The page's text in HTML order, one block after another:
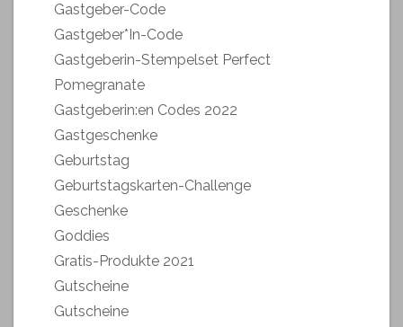
Gastgeber-Code
Gastgeber*In-Code
Gastgeberin-Stempelset Perfect
Pomegranate
Gastgeberin:en Codes 2022
Gastgeschenke
Geburtstag
Geburtstagskarten-Challenge
Geschenke
Goddies
Gratis-Produkte 2021
Gutscheine
Gutscheine